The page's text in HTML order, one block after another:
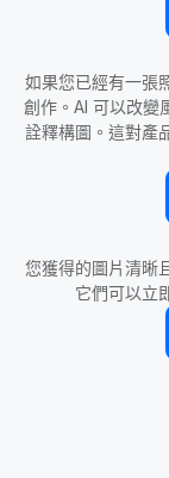
如果您已經有一張
創作。AI 可以改變
詮釋構圖。這對產
您獲得的圖片清晰
它們可以立